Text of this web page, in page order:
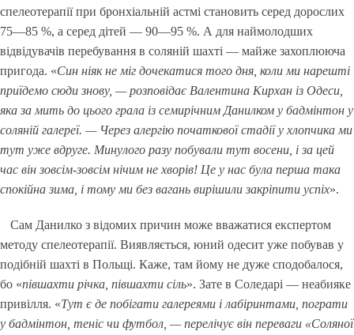
спелеотерапії при бронхіальній астмі становить серед дорослих
75—85 %, а серед дітей — 90—95 %. А для наймолодших
відвідувачів перебування в соляній шахті — майже захоплююча
пригода. «Син ніяк не міг дочекатися того дня, коли ми нарешті
приїдемо сюди знову, — розповідає Валентина Кирхан із Одеси,
яка за мить до цього грала із семирічним Данилком у бадмінтон у
соляній галереї. — Через алергію початкової стадії у хлопчика ми
тут уже вдруге. Минулого разу побували тут восени, і за цей
час він зовсім-зовсім нічим не хворів! Це у нас була перша така
спокійна зима, і тому ми без вагань вирішили закріпити успіх».
Сам Данилко з відомих причин може вважатися експертом
методу спелеотерапії. Виявляється, юний одесит уже побував у
подібній шахті в Польщі. Каже, там йому не дуже сподобалося,
бо «півшахти річка, півшахти сіль». Зате в Соледарі — неабияке
привілля. «Тут є де побігати галереями і лабіринтами, пограти
у бадмінтон, теніс чи футбол, — перелічує він переваги «Соляної